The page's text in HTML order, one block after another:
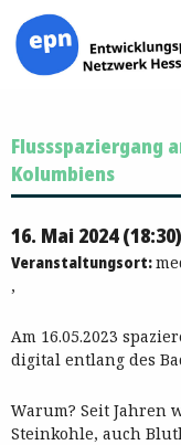
Inhalt
springen
Flussspaziergang
Kolumbiens
16. Mai 2024 (18:30)
Veranstaltungsort:
,
Am 16.05.2023
digital entlang des
Warum? Seit Jahren
Steinkohle, auch